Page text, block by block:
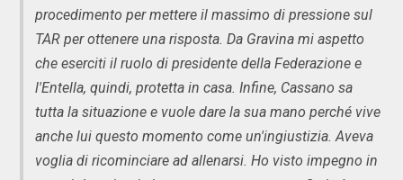
procedimento per mettere il massimo di pressione sul
TAR per ottenere una risposta. Da Gravina mi aspetto
che eserciti il ruolo di presidente della Federazione e
l'Entella, quindi, protetta in casa. Infine, Cassano sa
tutta la situazione e vuole dare la sua mano perché vive
anche lui questo momento come un'ingiustizia. Aveva
voglia di ricominciare ad allenarsi. Ho visto impegno in